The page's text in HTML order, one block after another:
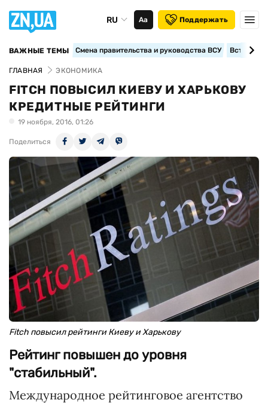
RU Аа Поддержать
ВАЖНЫЕ ТЕМЫ Смена правительства и руководства ВСУ
ГЛАВНАЯ ЭКОНОМИКА
FITCH ПОВЫСИЛ КИЕВУ И ХАРЬКОВУ
КРЕДИТНЫЕ РЕЙТИНГИ
19 ноября, 2016, 01:26
Поделиться
Fitch повысил рейтинги Киеву и Харькову
Рейтинг повышен до уровня
"стабильный".
Международное рейтинговое агентство